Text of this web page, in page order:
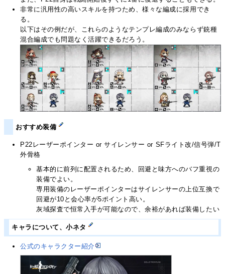
非常に汎用性の高いスキルを持つため、様々な編成に採用でき
る。
以下はその例だが、これらのようなテンプレ編成のみならず銃種
混合編成でも問題なく活躍できるだろう。
おすすめ装備
P22レーザーポインター or サイレンサー or SFライト改/信号弾/T
外骨格
基本的に前列に配置されるため、回避と味方へのバフ重視の
装備でよい。
専用装備のレーザーポインターはサイレンサーの上位互換で
回避が10と会心率が5ポイント高い。
灰域探査で恒常入手が可能なので、余裕があれば装備したい
キャラについて、小ネタ
公式のキャラクター紹介